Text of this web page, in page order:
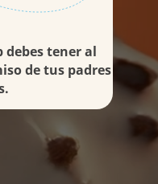
debes tener al
de tus padres